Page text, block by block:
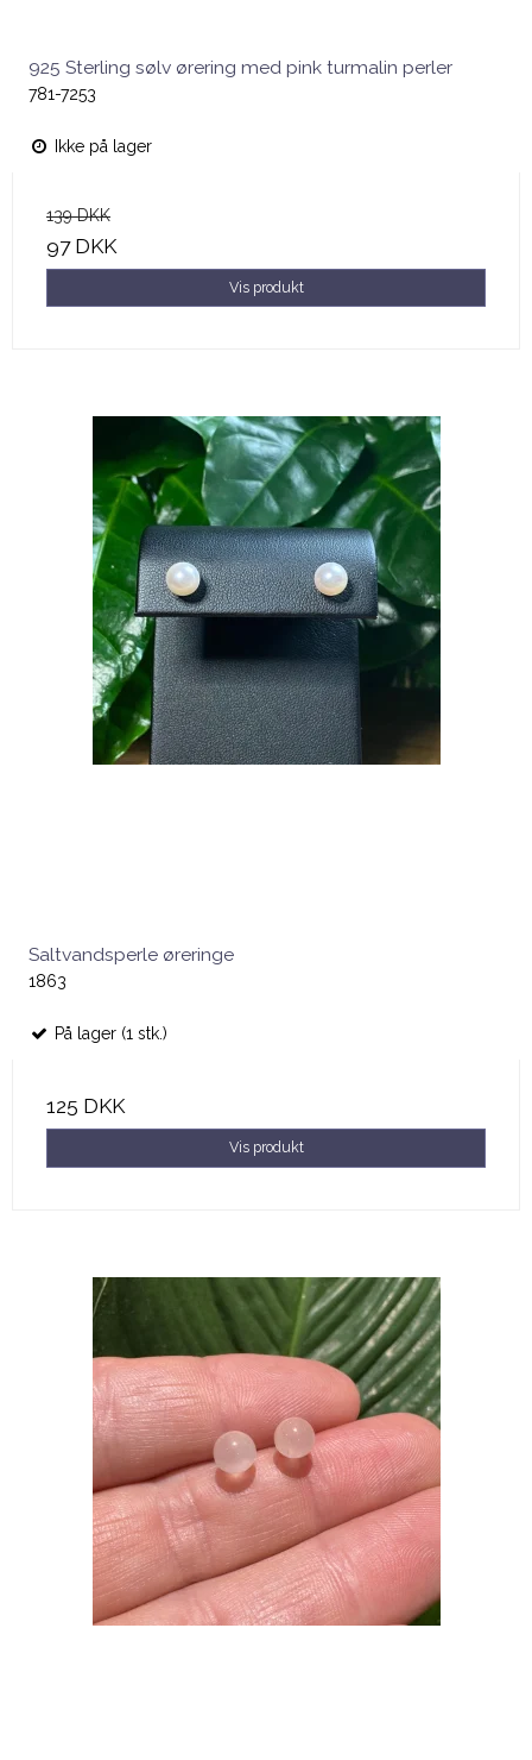
925 Sterling sølv ørering med pink turmalin perler
781-7253
Ikke på lager
139 DKK
97 DKK
Vis produkt
Saltvandsperle øreringe
1863
På lager (1 stk.)
125 DKK
Vis produkt